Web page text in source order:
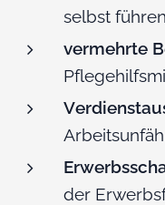
selbst
vermehrte
der